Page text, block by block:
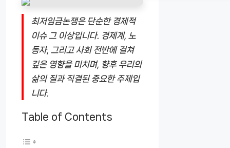
최저임금논쟁은 단순한 경제적
이슈 그 이상입니다. 경제계, 노
동자, 그리고 사회 전반에 걸쳐
깊은 영향을 미치며, 향후 우리의
삶의 질과 직결된 중요한 주제입
니다.
Table of Contents